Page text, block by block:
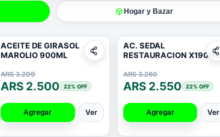
Hogar y Bazar
ACEITE DE GIRASOL
MAROLIO 900ML
ARS 3.200
ARS 2.500 22% OFF
Agregar Ver
AC. SEDAL
RESTAURACION X190ML
ARS 3.260
ARS 2.550 22% OFF
Agregar Ver